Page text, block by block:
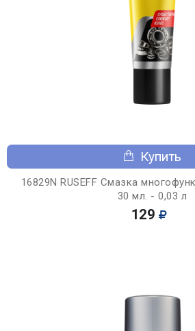
Купить
16829N RUSEFF Смазка
30 мл. - 0,03 л
129